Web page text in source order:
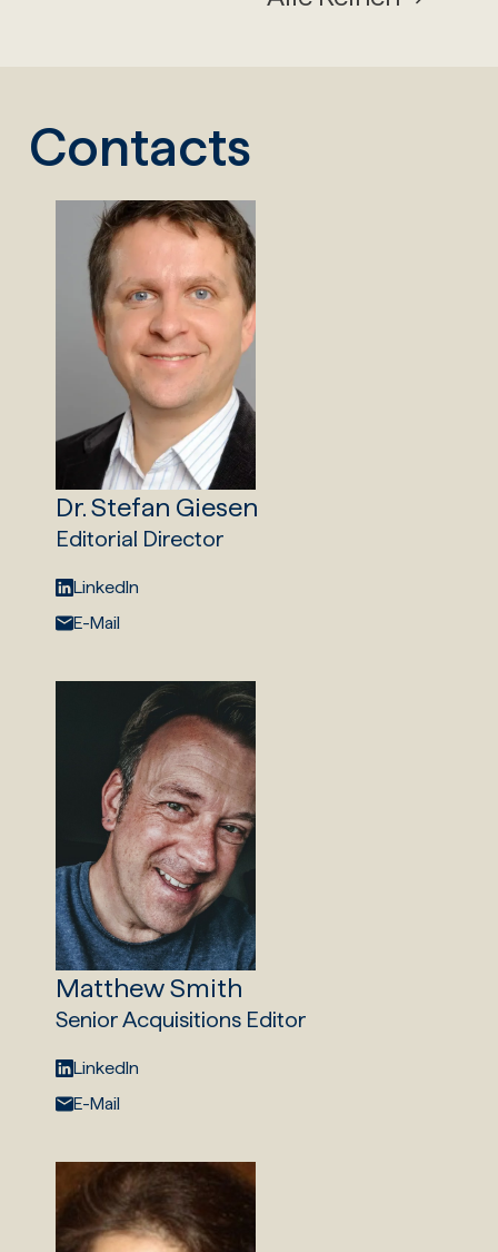
Contacts
Dr. Stefan Giesen
Editorial Director
LinkedIn:
LinkedIn
E-Mail:
E-Mail
Matthew Smith
Senior Acquisitions Editor
LinkedIn:
LinkedIn
E-Mail:
E-Mail